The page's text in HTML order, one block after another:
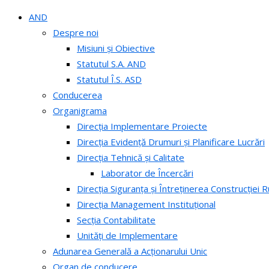
AND
Despre noi
Misiuni și Obiective
Statutul S.A. AND
Statutul Î.S. ASD
Conducerea
Organigrama
Direcția Implementare Proiecte
Direcția Evidență Drumuri și Planificare Lucrări
Direcția Tehnică și Calitate
Laborator de Încercări
Direcția Siguranța și Întreținerea Construcției
Direcția Management Instituțional
Secția Contabilitate
Unități de Implementare
Adunarea Generală a Acționarului Unic
Organ de conducere